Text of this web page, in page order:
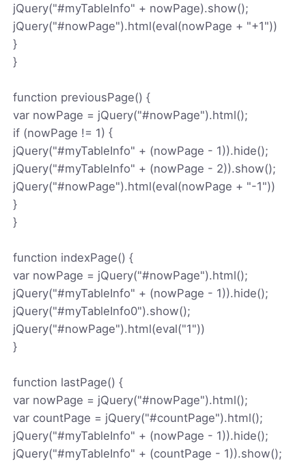
jQuery("#myTableInfo" + nowPage).show();
jQuery("#nowPage").html(eval(nowPage + "+1"))
}
}
function previousPage() {
var nowPage = jQuery("#nowPage").html();
if (nowPage != 1) {
jQuery("#myTableInfo" + (nowPage - 1)).hide();
jQuery("#myTableInfo" + (nowPage - 2)).show();
jQuery("#nowPage").html(eval(nowPage + "-1"))
}
}
function indexPage() {
var nowPage = jQuery("#nowPage").html();
jQuery("#myTableInfo" + (nowPage - 1)).hide();
jQuery("#myTableInfo0").show();
jQuery("#nowPage").html(eval("1"))
}
function lastPage() {
var nowPage = jQuery("#nowPage").html();
var countPage = jQuery("#countPage").html();
jQuery("#myTableInfo" + (nowPage - 1)).hide();
jQuery("#myTableInfo" + (countPage - 1)).show();